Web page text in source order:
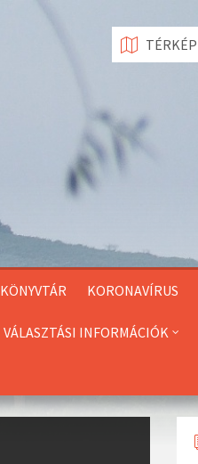
KÖNYVTÁR KORONAVÍRUS
VÁLASZTÁSI INFORMÁCIÓK
TÉRKÉP